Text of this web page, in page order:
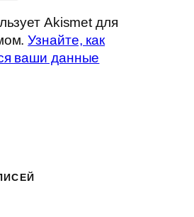
Akismet для
Узнайте, как
ваши данные